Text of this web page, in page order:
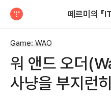
떼르미의 『
Game: WAO
워 앤드 오더
사냥을 부지런